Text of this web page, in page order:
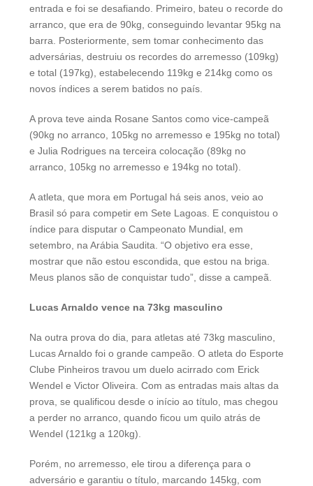
entrada e foi se desafiando. Primeiro, bateu o recorde do
arranco, que era de 90kg, conseguindo levantar 95kg na
barra. Posteriormente, sem tomar conhecimento das
adversárias, destruiu os recordes do arremesso (109kg)
e total (197kg), estabelecendo 119kg e 214kg como os
novos índices a serem batidos no país.
A prova teve ainda Rosane Santos como vice-campeã
(90kg no arranco, 105kg no arremesso e 195kg no total)
e Julia Rodrigues na terceira colocação (89kg no
arranco, 105kg no arremesso e 194kg no total).
A atleta, que mora em Portugal há seis anos, veio ao
Brasil só para competir em Sete Lagoas. E conquistou o
índice para disputar o Campeonato Mundial, em
setembro, na Arábia Saudita. “O objetivo era esse,
mostrar que não estou escondida, que estou na briga.
Meus planos são de conquistar tudo”, disse a campeã.
Lucas Arnaldo vence na 73kg masculino
Na outra prova do dia, para atletas até 73kg masculino,
Lucas Arnaldo foi o grande campeão. O atleta do Esporte
Clube Pinheiros travou um duelo acirrado com Erick
Wendel e Victor Oliveira. Com as entradas mais altas da
prova, se qualificou desde o início ao título, mas chegou
a perder no arranco, quando ficou um quilo atrás de
Wendel (121kg a 120kg).
Porém, no arremesso, ele tirou a diferença para o
adversário e garantiu o título, marcando 145kg, com